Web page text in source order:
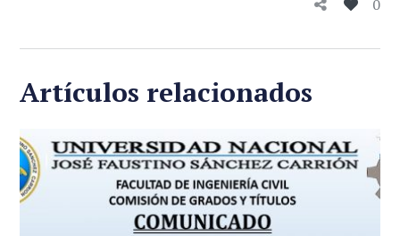
0
Artículos relacionados